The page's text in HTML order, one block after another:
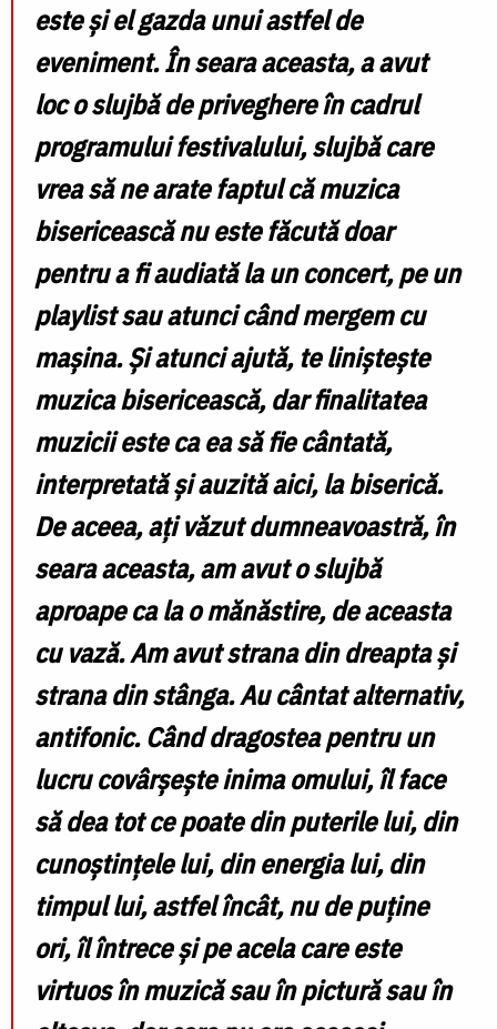
este și el gazda unui astfel de
eveniment. În seara aceasta, a avut
loc o slujbă de priveghere în cadrul
programului festivalului, slujbă care
vrea să ne arate faptul că muzica
bisericească nu este făcută doar
pentru a fi audiată la un concert, pe un
playlist sau atunci când mergem cu
mașina. Și atunci ajută, te liniștește
muzica bisericească, dar finalitatea
muzicii este ca ea să fie cântată,
interpretată și auzită aici, la biserică.
De aceea, ați văzut dumneavoastră, în
seara aceasta, am avut o slujbă
aproape ca la o mănăstire, de aceasta
cu vază. Am avut strana din dreapta și
strana din stânga. Au cântat alternativ,
antifonic. Când dragostea pentru un
lucru covârșește inima omului, îl face
să dea tot ce poate din puterile lui, din
cunoștințele lui, din energia lui, din
timpul lui, astfel încât, nu de puține
ori, îl întrece și pe acela care este
virtuos în muzică sau în pictură sau în